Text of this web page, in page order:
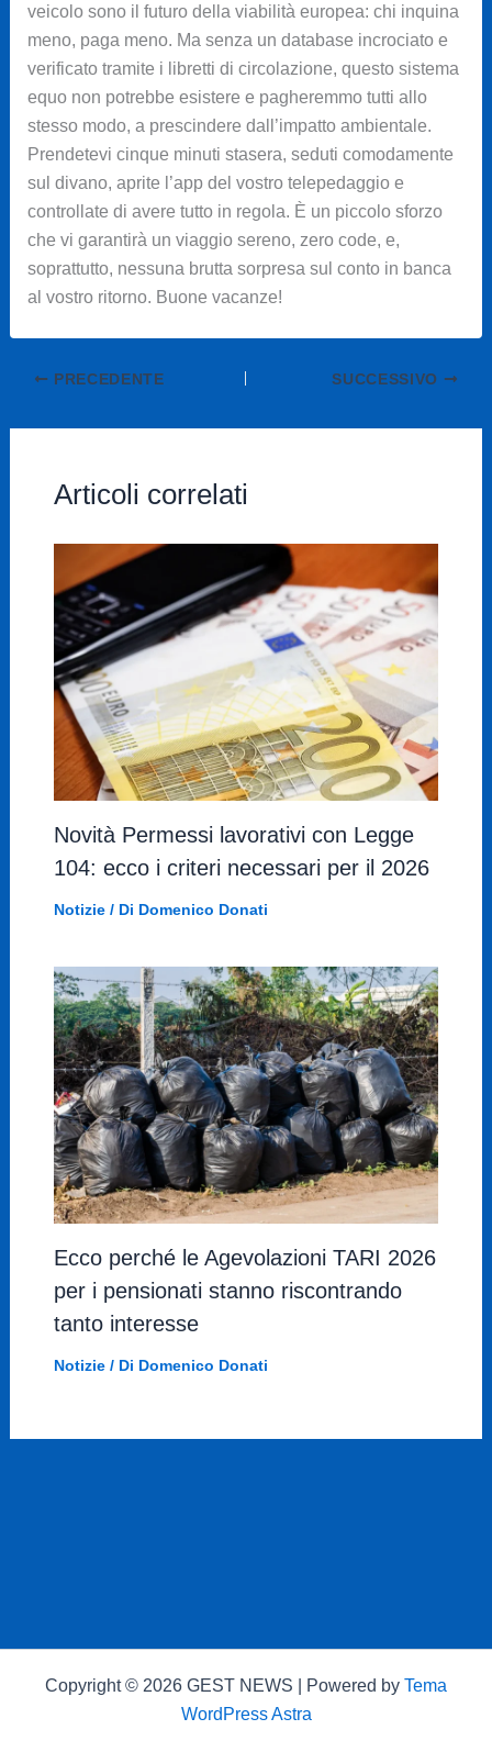
veicolo sono il futuro della viabilità europea: chi inquina
meno, paga meno. Ma senza un database incrociato e
verificato tramite i libretti di circolazione, questo sistema
equo non potrebbe esistere e pagheremmo tutti allo
stesso modo, a prescindere dall’impatto ambientale.
Prendetevi cinque minuti stasera, seduti comodamente
sul divano, aprite l’app del vostro telepedaggio e
controllate di avere tutto in regola. È un piccolo sforzo
che vi garantirà un viaggio sereno, zero code, e,
soprattutto, nessuna brutta sorpresa sul conto in banca
al vostro ritorno. Buone vacanze!
PRECEDENTE SUCCESSIVO
Articoli correlati
Novità Permessi lavorativi con Legge
104: ecco i criteri necessari per il 2026
Notizie/ Di Domenico Donati
Ecco perché le Agevolazioni TARI 2026
per i pensionati stanno riscontrando
tanto interesse
Notizie/ Di Domenico Donati
Copyright © 2026 GEST NEWS | Powered by Tema
WordPress Astra